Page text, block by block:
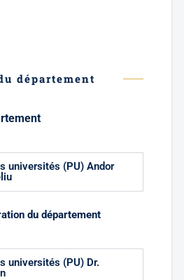
département
universités (PU) Andor
du département
universités (PU) Dr.